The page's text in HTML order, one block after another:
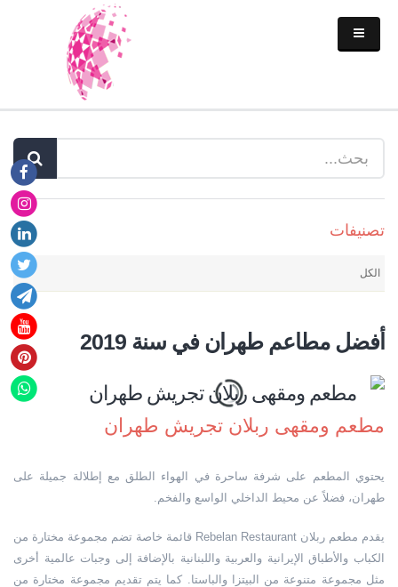
تصنیفات
الكل
أفضل مطاعم طهران في سنة 2019
مطعم ومقهى ربلان تجريش طهران
يحتوي المطعم على شرفة ساحرة في الهواء الطلق مع إطلالة جميلة على
طهران، فضلاً عن محيط الداخلي الواسع والفخم.
يقدم مطعم ربلان Rebelan Restaurant قائمة خاصة تضم مجموعة مختارة من
الكباب والأطباق الإيرانية والعربية واللبنانية بالإضافة إلى وجبات عالمية أخرى
مثل مجموعة متنوعة من البيتزا والباستا. كما يتم تقديم مجموعة مختارة من